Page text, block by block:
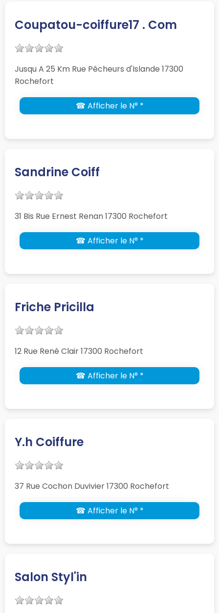
Coupatou-coiffure17 . Com
Jusqu A 25 Km Rue Pêcheurs d'Islande 17300
Rochefort
☎ Afficher le N° *
Sandrine Coiff
31 Bis Rue Ernest Renan 17300 Rochefort
☎ Afficher le N° *
Friche Pricilla
12 Rue René Clair 17300 Rochefort
☎ Afficher le N° *
Y.h Coiffure
37 Rue Cochon Duvivier 17300 Rochefort
☎ Afficher le N° *
Salon Styl'in